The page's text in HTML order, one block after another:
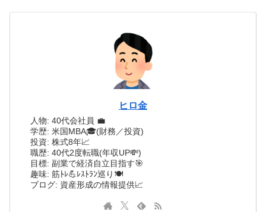
ヒロ金
人物: 40代会社員 💼
学歴: 米国MBA🎓(財務／投資)
投資: 株式8年📈
職歴: 40代2度転職(年収UP💸)
目標: 副業で経済自立目指す🎯
趣味: 筋ﾄﾚ💪ﾚｽﾄﾗﾝ巡り🍽️
ブログ: 資産形成の情報提供📈